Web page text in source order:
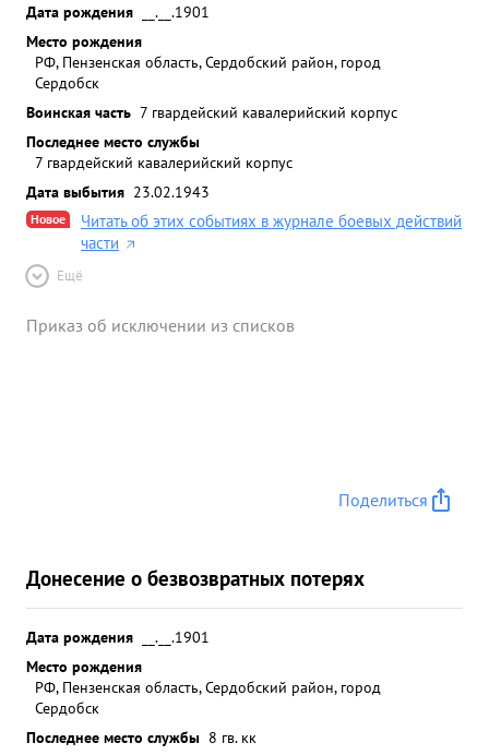
Дата рождения
__.__.1901
Место рождения
РФ, Пензенская область, Сердобский район, город
Сердобск
Воинская часть 7 гвардейский кавалерийский корпус
Последнее место службы
7 гвардейский кавалерийский корпус
Дата выбытия 23.02.1943
Новое
Читать об этих событиях в журнале боевых действий
части
Ещё
Приказ об исключении из списков
Поделиться
Донесение о безвозвратных потерях
Дата рождения
__.__.1901
Место рождения
РФ, Пензенская область, Сердобский район, город
Сердобск
Последнее место службы 8 гв. кк